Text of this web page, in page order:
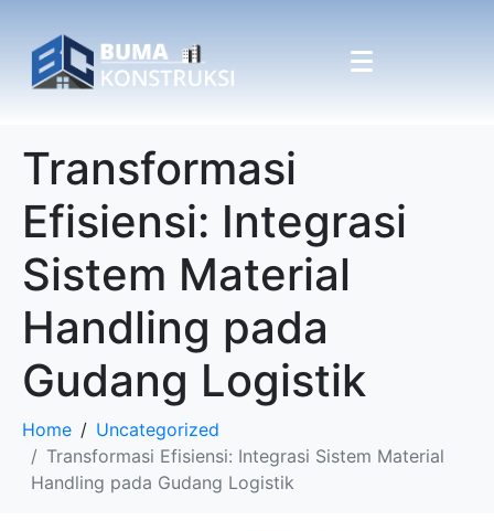
Transformasi
Efisiensi: Integrasi
Sistem Material
Handling pada
Gudang Logistik
Home
Uncategorized
Transformasi Efisiensi: Integrasi Sistem Material
Handling pada Gudang Logistik